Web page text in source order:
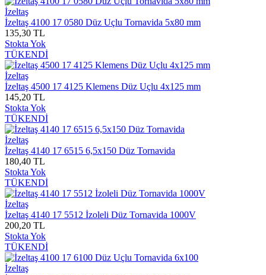
İzeltaş
İzeltaş 4100 17 0580 Düz Uçlu Tornavida 5x80 mm
135,30 TL
Stokta Yok
TÜKENDİ
İzeltaş
İzeltaş 4500 17 4125 Klemens Düz Uçlu 4x125 mm
145,20 TL
Stokta Yok
TÜKENDİ
İzeltaş
İzeltaş 4140 17 6515 6,5x150 Düz Tornavida
180,40 TL
Stokta Yok
TÜKENDİ
İzeltaş
İzeltaş 4140 17 5512 İzoleli Düz Tornavida 1000V
200,20 TL
Stokta Yok
TÜKENDİ
İzeltaş